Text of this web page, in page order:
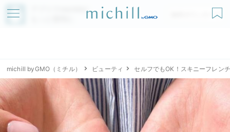
アプリでmichillが
無料ダウンロード
michill byGMO（ミチル） ビューティ セルフでもOK！スキニーフレン